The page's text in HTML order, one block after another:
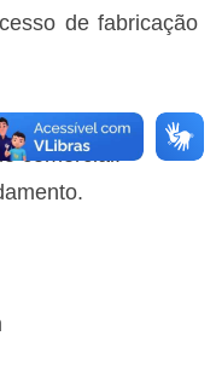
de fabricação
comercial.